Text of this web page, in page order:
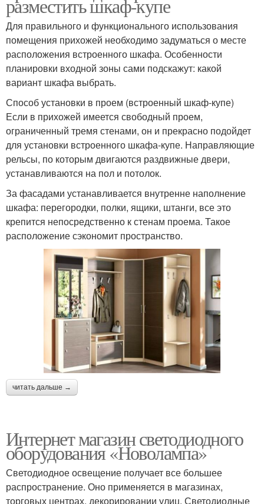
разместить шкаф-купе
Для правильного и функционального использования
помещения прихожей необходимо задуматься о месте
расположения встроенного шкафа. Особенности
планировки входной зоны сами подскажут: какой
вариант шкафа выбрать.
Способ установки в проем (встроенный шкаф-купе)
Если в прихожей имеется свободный проем,
ограниченный тремя стенами, он и прекрасно подойдет
для установки встроенного шкафа-купе. Направляющие
рельсы, по которым двигаются раздвижные двери,
устанавливаются на пол и потолок.
За фасадами устанавливается внутренне наполнение
шкафа: перегородки, полки, ящики, штанги, все это
крепится непосредственно к стенам проема. Такое
расположение сэкономит пространство.
читать дальше →
Интернет магазин светодиодного
оборудования «Новолампа»
Светодиодное освещение получает все большее
распространение. Оно применяется в магазинах,
торговых центрах, декорировании улиц. Светодиодные